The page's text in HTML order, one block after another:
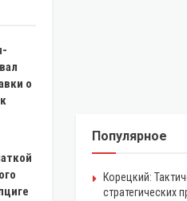
о
Популярное
Корецкий:
стратегических